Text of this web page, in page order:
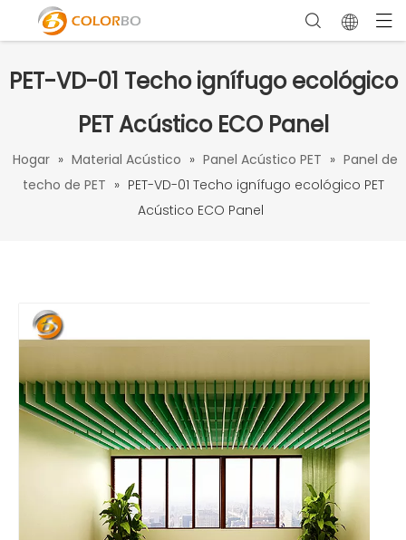
PET-VD-01 Techo ignífugo ecológico
PET Acústico ECO Panel
Hogar » Material Acústico » Panel Acústico PET » Panel de
techo de PET » PET-VD-01 Techo ignífugo ecológico PET
Acústico ECO Panel